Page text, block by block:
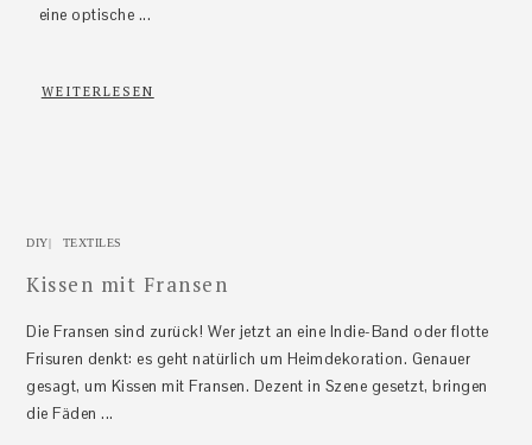
eine optische ...
WEITERLESEN
DIY| TEXTILES
Kissen mit Fransen
Die Fransen sind zurück! Wer jetzt an eine Indie-Band oder flotte
Frisuren denkt: es geht natürlich um Heimdekoration. Genauer
gesagt, um Kissen mit Fransen. Dezent in Szene gesetzt, bringen
die Fäden ...